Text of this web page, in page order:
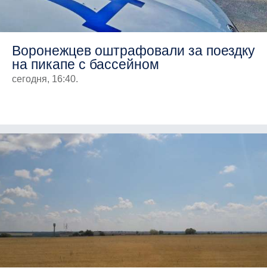
Воронежцев оштрафовали за поездку
на пикапе с бассейном
сегодня, 16:40.